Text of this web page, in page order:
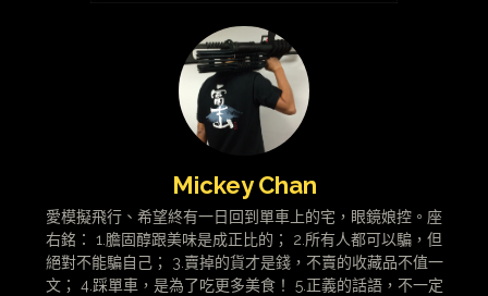
Mickey Chan
愛模擬飛行、希望終有一日回到單車上的宅，眼鏡娘控。座
右銘： 1.膽固醇跟美味是成正比的； 2.所有人都可以騙，但
絕對不能騙自己； 3.賣掉的貨才是錢，不賣的收藏品不值一
文； 4.踩單車，是為了吃更多美食！ 5.正義的話語，不一定